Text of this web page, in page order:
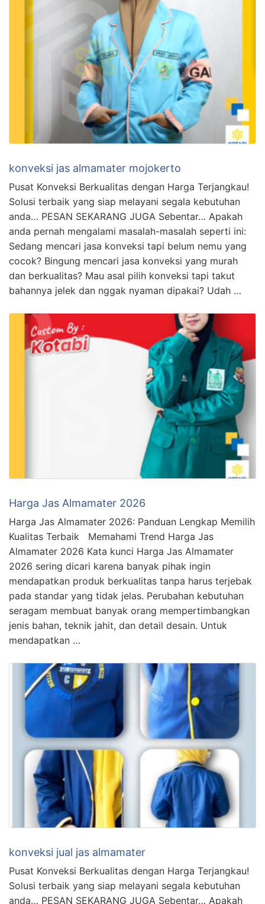
konveksi jas almamater mojokerto
Pusat Konveksi Berkualitas dengan Harga Terjangkau!
Solusi terbaik yang siap melayani segala kebutuhan
anda… PESAN SEKARANG JUGA Sebentar… Apakah
anda pernah mengalami masalah-masalah seperti ini:
Sedang mencari jasa konveksi tapi belum nemu yang
cocok? Bingung mencari jasa konveksi yang murah
dan berkualitas? Mau asal pilih konveksi tapi takut
bahannya jelek dan nggak nyaman dipakai? Udah …
Harga Jas Almamater 2026
Harga Jas Almamater 2026: Panduan Lengkap Memilih
Kualitas Terbaik Memahami Trend Harga Jas
Almamater 2026 Kata kunci Harga Jas Almamater
2026 sering dicari karena banyak pihak ingin
mendapatkan produk berkualitas tanpa harus terjebak
pada standar yang tidak jelas. Perubahan kebutuhan
seragam membuat banyak orang mempertimbangkan
jenis bahan, teknik jahit, dan detail desain. Untuk
mendapatkan …
konveksi jual jas almamater
Pusat Konveksi Berkualitas dengan Harga Terjangkau!
Solusi terbaik yang siap melayani segala kebutuhan
anda… PESAN SEKARANG JUGA Sebentar… Apakah